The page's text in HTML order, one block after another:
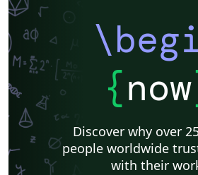
{now
Discover why over
people worldwide
with their